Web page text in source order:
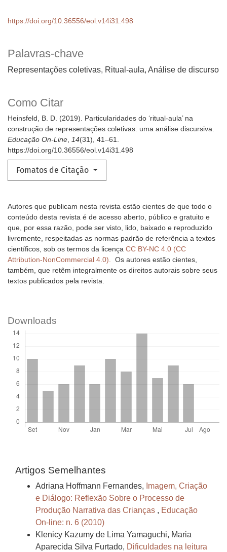
Palavras-chave
Representações coletivas, Ritual-aula, Análise de discurso
Como Citar
Heinsfeld, B. D. (2019). Particularidades do ‘ritual-aula’ na
construção de representações coletivas: uma análise discursiva.
Educação On-Line, 14(31), 41–61.
https://doi.org/10.36556/eol.v14i31.498
Fomatos de Citação
https://doi.org/10.36556/eol.v14i31.498
Autores que publicam nesta revista estão cientes de que todo o
conteúdo desta revista é de acesso aberto, público e gratuito e
que, por essa razão, pode ser visto, lido, baixado e reproduzido
livremente, respeitadas as normas padrão de referência a textos
científicos, sob os termos da licença CC BY-NC 4.0 (CC
Attribution-NonCommercial 4.0). Os autores estão cientes,
também, que retêm integralmente os direitos autorais sobre seus
textos publicados pela revista.
Downloads
Artigos Semelhantes
Adriana Hoffmann Fernandes, Imagem, Criação
e Diálogo: Reflexão Sobre o Processo de
Produção Narrativa das Crianças , Educação
On-line: n. 6 (2010)
Klenicy Kazumy de Lima Yamaguchi, Maria
Aparecida Silva Furtado, Dificuldades na leitura